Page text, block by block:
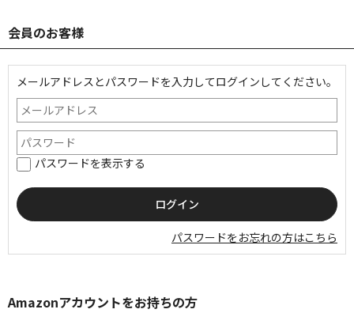
会員のお客様
メールアドレスとパスワードを入力してログインしてください。
パスワードを表示する
パスワードをお忘れの方はこちら
Amazonアカウントをお持ちの方